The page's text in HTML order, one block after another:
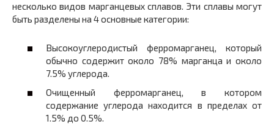
несколько видов марганцевых сплавов. Эти сплавы могут
быть разделены на 4 основные категории:
Высокоуглеродистый ферромарганец, который
обычно содержит около 78% марганца и около
7.5% углерода.
Очищенный ферромарганец, в котором
содержание углерода находится в пределах от
1.5% до 0.5%.